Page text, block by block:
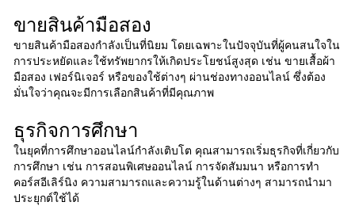
ขายสินค้ามือสอง
ขายสินค้ามือสองกำลังเป็นที่นิยม โดยเฉพาะในปัจจุบันที่ผู้คนสนใจใน
การประหยัดและใช้ทรัพยากรให้เกิดประโยชน์สูงสุด เช่น ขายเสื้อผ้า
มือสอง เฟอร์นิเจอร์ หรือของใช้ต่างๆ ผ่านช่องทางออนไลน์ ซึ่งต้อง
มั่นใจว่าคุณจะมีการเลือกสินค้าที่มีคุณภาพ
ธุรกิจการศึกษา
ในยุคที่การศึกษาออนไลน์กำลังเติบโต คุณสามารถเริ่มธุรกิจที่เกี่ยวกับ
การศึกษา เช่น การสอนพิเศษออนไลน์ การจัดสัมมนา หรือการทำ
คอร์สอีเลิร์นิง ความสามารถและความรู้ในด้านต่างๆ สามารถนำมา
ประยุกต์ใช้ได้